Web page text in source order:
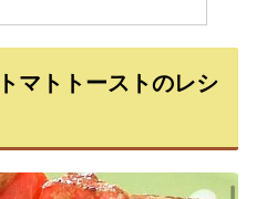
マトトーストのレシ